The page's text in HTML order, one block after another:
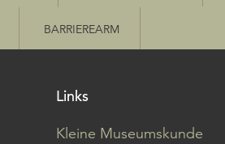
BARRIEREARM
Links
Kleine Museumskunde